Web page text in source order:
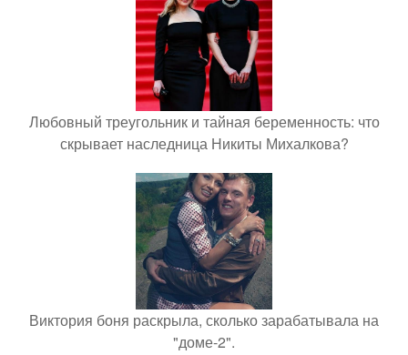
Любовный треугольник и тайная беременность: что
скрывает наследница Никиты Михалкова?
Виктория боня раскрыла, сколько зарабатывала на
"доме-2".